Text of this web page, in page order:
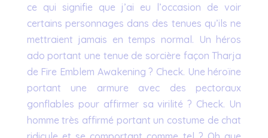
ce qui signifie que j’ai eu l’occasion de voir
certains personnages dans des tenues qu’ils ne
mettraient jamais en temps normal. Un héros
ado portant une tenue de sorcière façon Tharja
de Fire Emblem Awakening ? Check. Une héroïne
portant une armure avec des pectoraux
gonflables pour affirmer sa virilité ? Check. Un
homme très affirmé portant un costume de chat